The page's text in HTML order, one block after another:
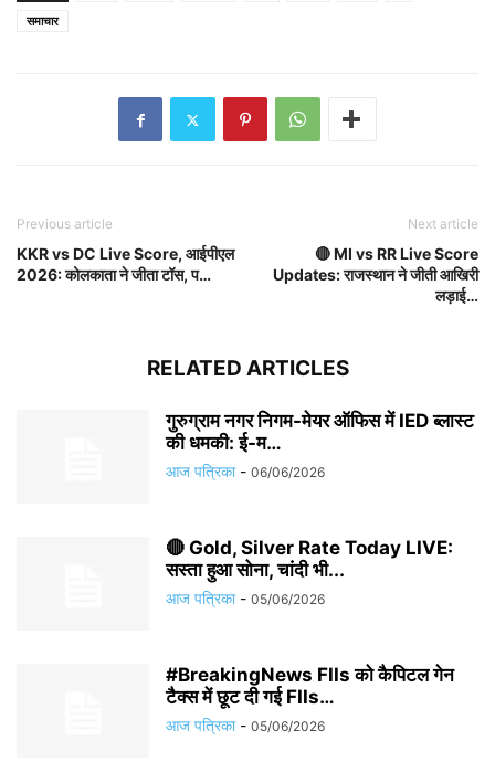
समाचार
Previous article
KKR vs DC Live Score, आईपीएल
2026: कोलकाता ने जीता टॉस, प…
Next article
🔴 MI vs RR Live Score
Updates: राजस्थान ने जीती आखिरी
लड़ाई…
RELATED ARTICLES
गुरुग्राम नगर निगम-मेयर ऑफिस में IED ब्लास्ट
की धमकी: ई-म…
आज पत्रिका - 06/06/2026
🔴 Gold, Silver Rate Today LIVE:
सस्ता हुआ सोना, चांदी भी...
आज पत्रिका - 05/06/2026
#BreakingNews FIIs को कैपिटल गेन
टैक्स में छूट दी गई FIIs…
आज पत्रिका - 05/06/2026